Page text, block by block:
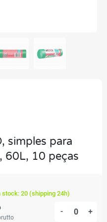
simples para
60L, 10 peças
stock: 20 (shipping 24h)
- +